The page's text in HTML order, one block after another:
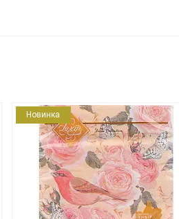
Новинка
4820212002373